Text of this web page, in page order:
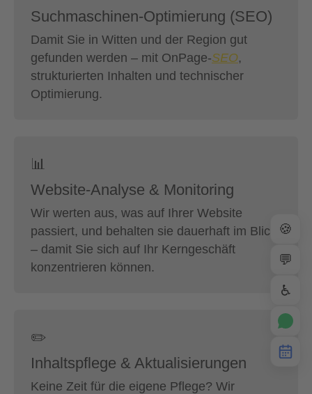
Suchmaschinen-Optimierung (SEO)
Damit Sie in Witten und der Region gut
gefunden werden – mit OnPage-SEO,
strukturierten Inhalten und technischer
Optimierung.
📊
Website-Analyse & Monitoring
Wir werten aus, was auf Ihrer Website
passiert, und behalten sie dauerhaft im Blick
– damit Sie sich auf Ihr Kerngeschäft
konzentrieren können.
✏️
Inhaltspflege & Aktualisierungen
Keine Zeit für die eigene Pflege? Wir
🍪
💬
♿